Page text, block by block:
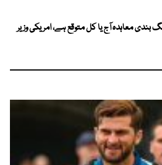
بندی معاہدہ آج یا کل متوقع ہے، امریکی وزیر